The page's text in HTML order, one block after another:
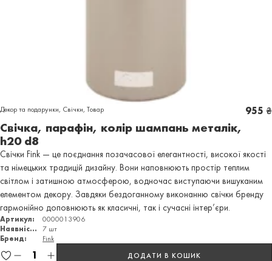
Декор та подарунки, Свічки, Товар
Свічка, парафін, колір шампань металік,
h20 d8
955 ₴
Свічки Fink — це поєднання позачасової елегантності, високої якості
та німецьких традицій дизайну. Вони наповнюють простір теплим
світлом і затишною атмосферою, водночас виступаючи вишуканим
елементом декору. Завдяки бездоганному виконанню свічки бренду
гармонійно доповнюють як класичні, так і сучасні інтер’єри.
Артикул:
0000013906
Наявність:
7 шт
Бренд:
Fink
ДОДАТИ В КОШИК